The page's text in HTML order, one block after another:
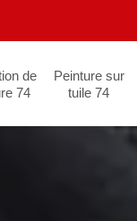
de
74
Peinture sur
tuile 74